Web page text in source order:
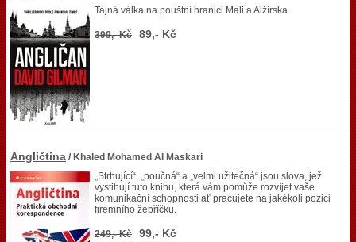
Tajná válka na pouštní hranici Mali a Alžírska.
399,- Kč 89,- Kč
Angličtina / Khaled Mohamed Al Maskari
„Strhující“, „poučná“ a „velmi užitečná“ jsou slova, jež
vystihují tuto knihu, která vám pomůže rozvíjet vaše
komunikační schopnosti ať pracujete na jakékoli pozici
firemního žebříčku.
249,- Kč 99,- Kč